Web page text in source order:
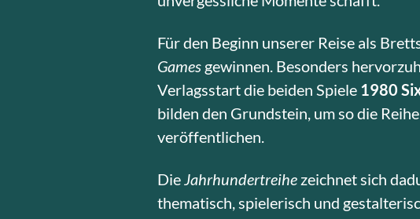
Für den Beginn unserer Reise als
Games gewinnen. Besonders
Verlagsstart die beiden Spiele 1980
bilden den Grundstein, um so die
veröffentlichen.
DieJahrhundertreihe zeichnet sich
thematisch, spielerisch und